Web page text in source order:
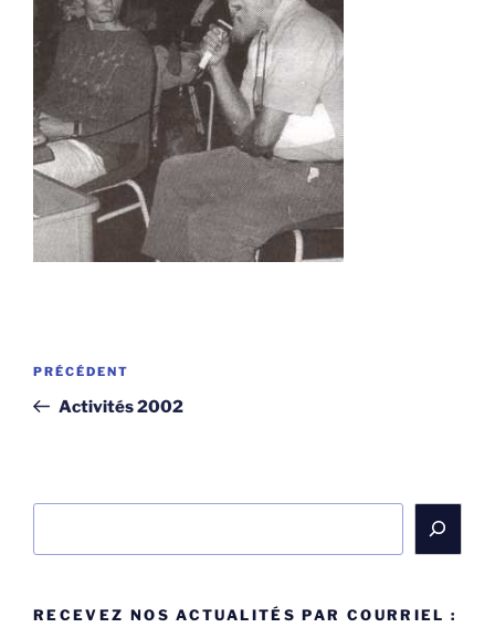
Navigation
l’article
Article
précédent
PRÉCÉDENT
Activités 2002
RECEVEZ NOS ACTUALITÉS PAR COURRIEL :